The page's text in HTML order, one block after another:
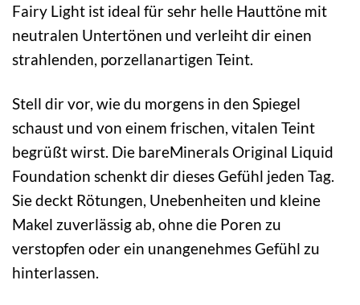
Fairy Light ist ideal für sehr helle Hauttöne mit
neutralen Untertönen und verleiht dir einen
strahlenden, porzellanartigen Teint.
Stell dir vor, wie du morgens in den Spiegel
schaust und von einem frischen, vitalen Teint
begrüßt wirst. Die bareMinerals Original Liquid
Foundation schenkt dir dieses Gefühl jeden Tag.
Sie deckt Rötungen, Unebenheiten und kleine
Makel zuverlässig ab, ohne die Poren zu
verstopfen oder ein unangenehmes Gefühl zu
hinterlassen.